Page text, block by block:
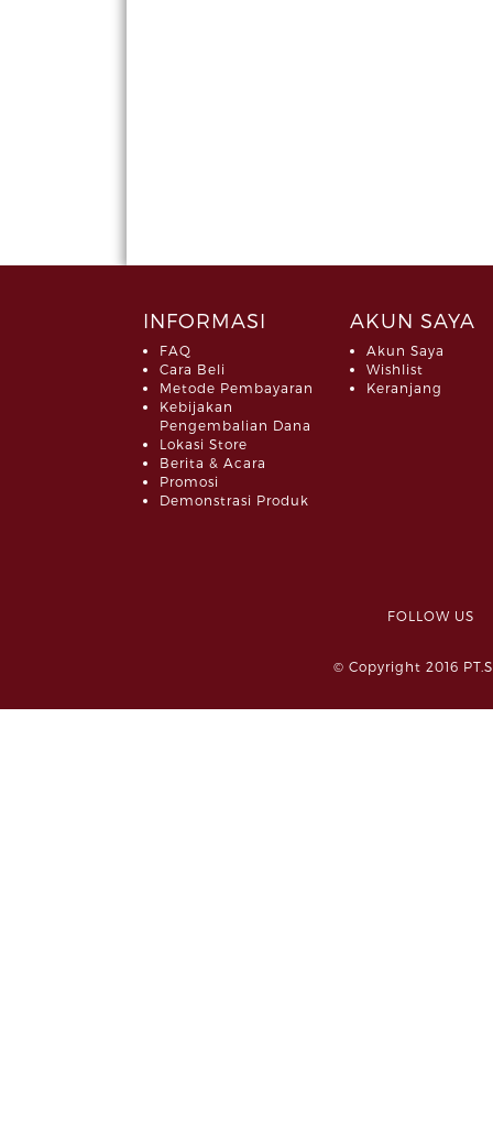
INFORMASI
FAQ
Cara Beli
Metode Pembayaran
Kebijakan
Pengembalian Dana
Lokasi Store
Berita & Acara
Promosi
Demonstrasi Produk
AKUN SAYA
Akun Saya
Wishlist
Keranjang
FOLLOW
© Copyright 2016